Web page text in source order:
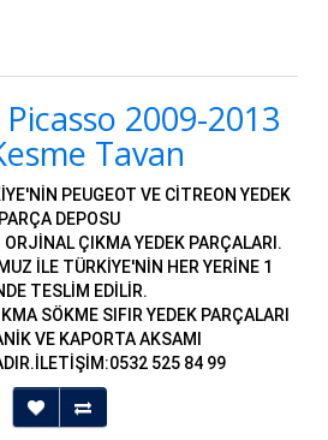
2009-2013
Tavan
PEUGEOT VE CİTREON YEDEK
PARÇA DEPOSU
ORJİNAL ÇIKMA YEDEK PARÇALARI.
İLE TÜRKİYE'NİN HER YERİNE 1
TESLİM EDİLİR.
SÖKME SIFIR YEDEK PARÇALARI
VE KAPORTA AKSAMI
525 84 99